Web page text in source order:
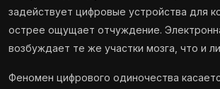
задействует цифровые устройства для
острее ощущает отчуждение.
возбуждает те же участки мозга, что и
Феномен цифрового одиночества